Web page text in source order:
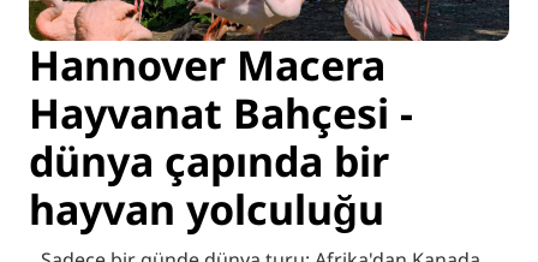
Hannover Macera
Hayvanat Bahçesi -
dünya çapında bir
hayvan yolculuğu